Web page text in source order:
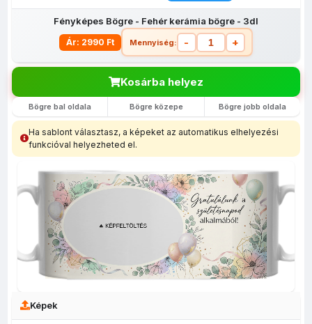
Fényképes Bögre - Fehér kerámia bögre - 3dl
Ár: 2990 Ft Mennyiség: - +
Bögrék
Fényképes
egérpadok
(40x60)
tolltartó
szatyor
Kosárba helyez
Képek
Bögre bal oldala Bögre közepe Bögre jobb oldala
Ha sablont választasz, a képeket az automatikus elhelyezési
funkcióval helyezheted el.